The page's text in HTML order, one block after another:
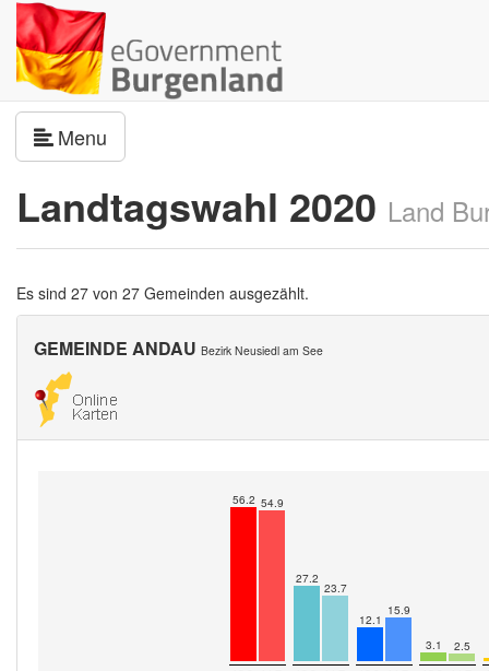
Menu
Landtagswahl 2020 Land
Es sind 27 von 27 Gemeinden ausgezählt.
GEMEINDE ANDAU Bezirk Neusiedl am See
56.2 54.9
27.2
23.7
12.1
15.9
3.1 2.5